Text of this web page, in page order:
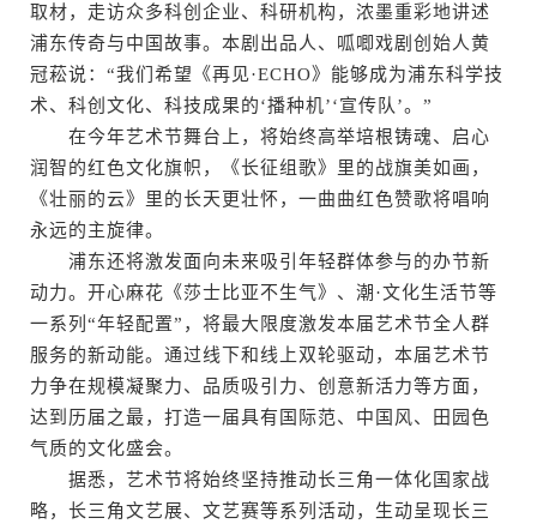
取材，走访众多科创企业、科研机构，浓墨重彩地讲述
浦东传奇与中国故事。本剧出品人、呱唧戏剧创始人黄
冠菘说：“我们希望《再见·ECHO》能够成为浦东科学技
术、科创文化、科技成果的‘播种机’‘宣传队’。”
在今年艺术节舞台上，将始终高举培根铸魂、启心
润智的红色文化旗帜，《长征组歌》里的战旗美如画，
《壮丽的云》里的长天更壮怀，一曲曲红色赞歌将唱响
永远的主旋律。
浦东还将激发面向未来吸引年轻群体参与的办节新
动力。开心麻花《莎士比亚不生气》、潮·文化生活节等
一系列“年轻配置”，将最大限度激发本届艺术节全人群
服务的新动能。通过线下和线上双轮驱动，本届艺术节
力争在规模凝聚力、品质吸引力、创意新活力等方面，
达到历届之最，打造一届具有国际范、中国风、田园色
气质的文化盛会。
据悉，艺术节将始终坚持推动长三角一体化国家战
略，长三角文艺展、文艺赛等系列活动，生动呈现长三